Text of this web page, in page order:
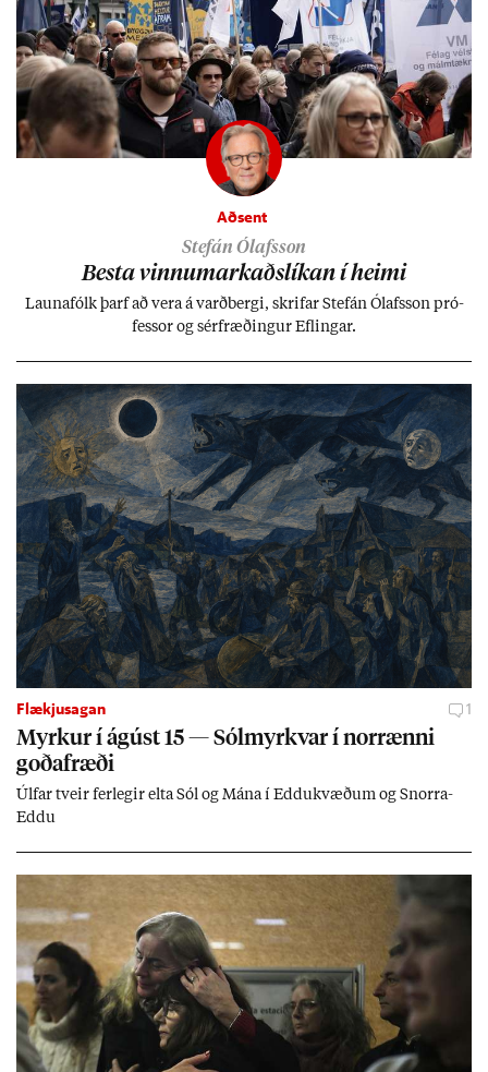
Aðsent
Stefán Ólafsson
Besta vinnu­mark­aðs­lík­an í heimi
Launa­fólk þarf að vera á varð­bergi, skrif­ar Stefán Ólafs­son pró­
fess­or og sér­fræð­ing­ur Efl­ing­ar.
Flækjusagan 1
Myrk­ur í ág­úst 15 — Sól­myrkv­ar í nor­rænni
goða­fræði
Úlf­ar tveir fer­leg­ir elta Sól og Mána í Eddu­kvæð­um og Snorra-
Eddu